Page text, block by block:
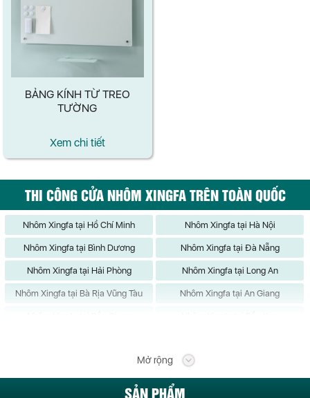
BẢNG KÍNH TỪ TREO
TƯỜNG
Xem chi tiết
THI CÔNG CỬA NHÔM XINGFA TRÊN TOÀN QUỐC
Nhôm Xingfa tại Hồ Chí Minh Nhôm Xingfa tại Hà Nội
Nhôm Xingfa tại Bình Dương Nhôm Xingfa tại Đà Nẵng
Nhôm Xingfa tại Hải Phòng Nhôm Xingfa tại Long An
Nhôm Xingfa tại Bà Rịa Vũng Tàu Nhôm Xingfa tại An Giang
Nhôm Xingfa tại Bình Định
Nhôm Xingfa tại Bình Phước
Mở rộng
SẢN PHẨM